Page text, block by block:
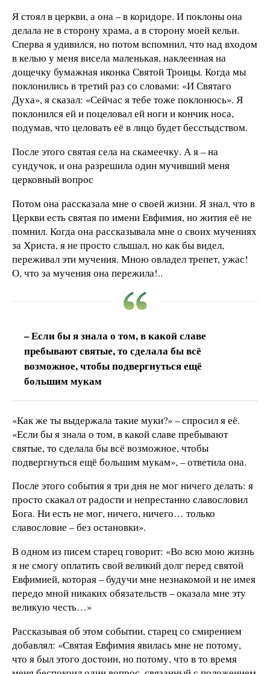
Я стоял в церкви, а она – в коридоре. И поклоны она
делала не в сторону храма, а в сторону моей кельи.
Сперва я удивился, но потом вспомнил, что над входом
в келью у меня висела маленькая, наклеенная на
дощечку бумажная иконка Святой Троицы. Когда мы
поклонились в третий раз со словами: «И Святаго
Духа», я сказал: «Сейчас я тебе тоже поклонюсь». Я
поклонился ей и поцеловал ей ноги и кончик носа,
подумав, что целовать её в лицо будет бесстыдством.
После этого святая села на скамеечку. А я – на
сундучок, и она разрешила один мучивший меня
церковный вопрос
Потом она рассказала мне о своей жизни. Я знал, что в
Церкви есть святая по имени Евфимия, но жития её не
помнил. Когда она рассказывала мне о своих мучениях
за Христа, я не просто слышал, но как бы видел,
переживал эти мучения. Мною овладел трепет, ужас!
О, что за мучения она пережила!..
– Если бы я знала о том, в какой славе
пребывают святые, то сделала бы всё
возможное, чтобы подвергнуться ещё
большим мукам
«Как же ты выдержала такие муки?» – спросил я её.
«Если бы я знала о том, в какой славе пребывают
святые, то сделала бы всё возможное, чтобы
подвергнуться ещё большим мукам», – ответила она.
После этого события я три дня не мог ничего делать: я
просто скакал от радости и непрестанно славословил
Бога. Ни есть не мог, ничего, ничего… только
славословие – без остановки».
В одном из писем старец говорит: «Во всю мою жизнь
я не смогу оплатить свой великий долг перед святой
Евфимией, которая – будучи мне незнакомой и не имея
передо мной никаких обязательств – оказала мне эту
великую честь…»
Рассказывая об этом событии, старец со смирением
добавлял: «Святая Евфимия явилась мне не потому,
что я был этого достоин, но потому, что в то время